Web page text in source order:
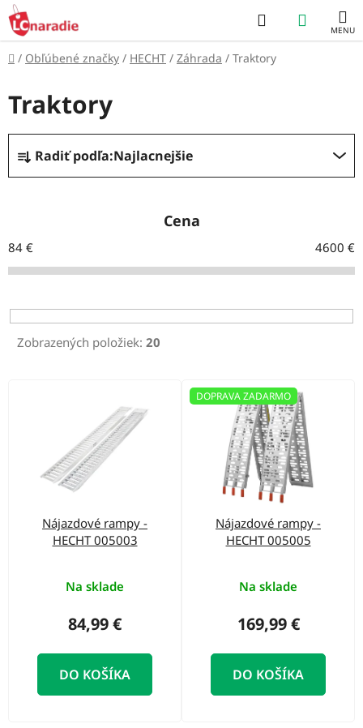
Prejsť
na
obsah
Hľadať
KOŠÍK
Domov
/ Obľúbené značky / HECHT / Záhrada / Traktory
Traktory
R
a
n
i
p
r
Radiť podľa:Najlacnejšie
Cena
84 € 4600 €
Zobrazených položiek: 20
Nájazdové rampy -
HECHT 005003
Na sklade
84,99 €
DO KOŠÍKA
DOPRAVA ZADARMO
Nájazdové rampy -
HECHT 005005
Na sklade
169,99 €
DO KOŠÍKA